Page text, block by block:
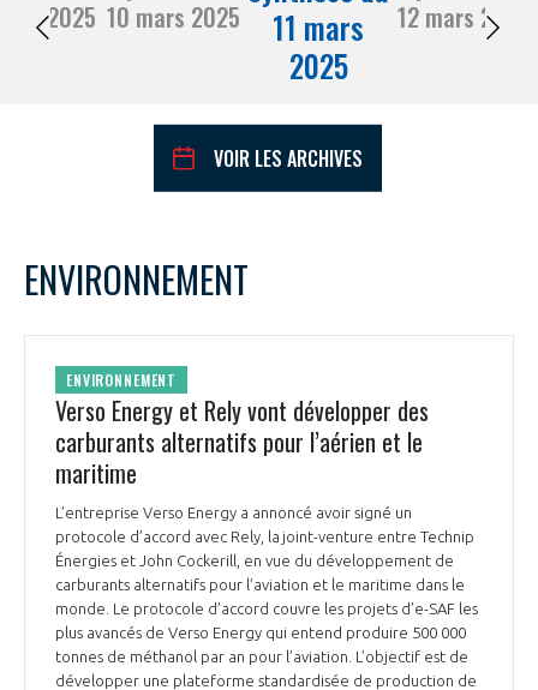
SYNTHÈSE DE PRESSE
COMMUNIQUÉS DE PRESSE
PRÉSENTATION
NOTRE VISION
NOS MISSIONS
NOTRE HISTOIRE
ORGANISATION
L’ÉQUIPE DU GIFAS
NOS RÉSEAUX À L'INTERNATIONAL
FONCTIONNEMENT
GEADS
COMITÉ AERO PME
ACCOMPAGNEMENT DE NOS ADHÉRENTS
LES PROGRAMMES DU GIFAS
LA MÉDIATION
07 mars 2025
10 mars 2025
11 mars
2025
12 mars 2025
VOIR LES ARCHIVES
L
M
1
2
3
10
11 13
17
20 21
26
ENVIRONNEMENT
ENVIRONNEMENT
Verso Energy et Rely vont développer des
carburants alternatifs pour l’aérien et le
maritime
L’entreprise Verso Energy a annoncé avoir signé un
protocole d’accord avec Rely, la joint-venture entre Technip
Énergies et John Cockerill, en vue du développement de
carburants alternatifs pour l’aviation et le maritime dans le
monde. Le protocole d’accord couvre les projets d’e-SAF les
plus avancés de Verso Energy qui entend produire 500 000
tonnes de méthanol par an pour l’aviation. L’objectif est de
développer une plateforme standardisée de production de
PAS ENCORE ADHÉRENT ?
Rejoignez une filière d’excellence et développez
Avez-vous un statut de droit français ?